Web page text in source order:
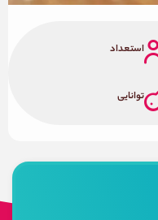
استعداد
توانایی